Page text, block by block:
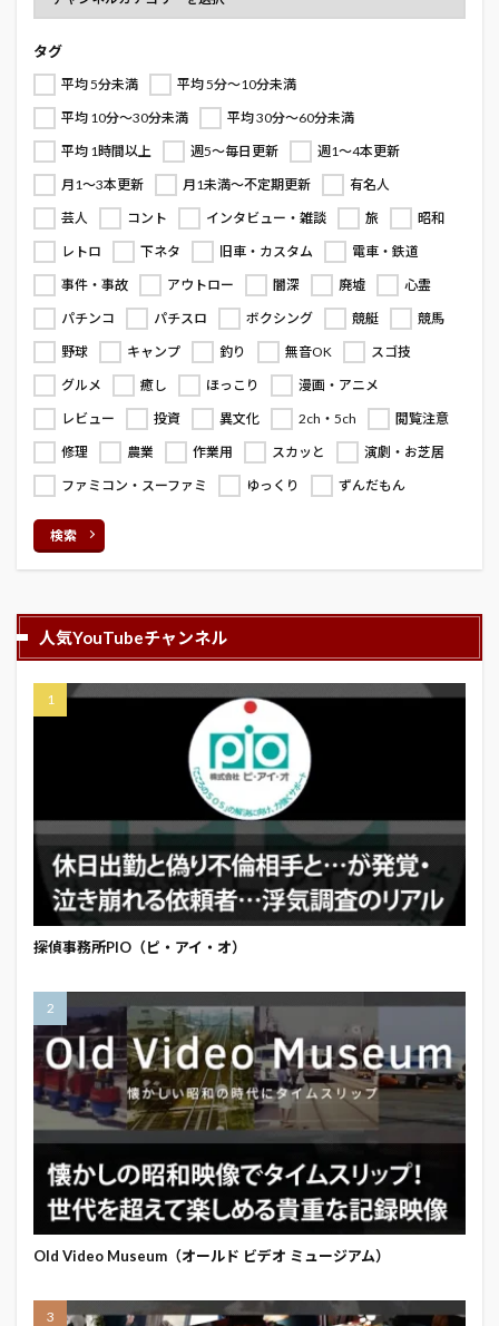
タグ
平均 5分未満
平均 5分～10分未満
平均 10分～30分未満
平均 30分～60分未満
平均 1時間以上
週5～毎日更新
週1～4本更新
月1～3本更新
月1未満～不定期更新
有名人
芸人
コント インタビュー・雑談 旅
昭和
レトロ
下ネタ 旧車・カスタム
電車・鉄道
事件・事故
アウトロー 闇深 廃墟
心霊
パチンコ
パチスロ ボクシング 競艇
競馬
野球
キャンプ 釣り 無音OK
スゴ技
グルメ
癒し ほっこり
漫画・アニメ
レビュー
投資 異文化 2ch・5ch
閲覧注意
修理
農業 作業用 スカッと
演劇・お芝居
ファミコン・スーファミ
ゆっくり ずんだもん
検索
人気YouTubeチャンネル
探偵事務所PIO（ピ・アイ・オ）
Old Video Museum（オールド ビデオ ミュージアム）